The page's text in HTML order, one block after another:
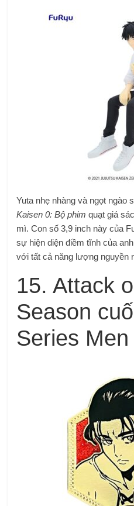
Yuta nhẹ nhàng và ngọt
Kaisen 0: Bộ phim quạt giá
mì.Con số 3,9 inch này của
sự hiện diện điềm tĩnh của
với tất cả năng lượng nguyền
15. Attack
Season
Series Men